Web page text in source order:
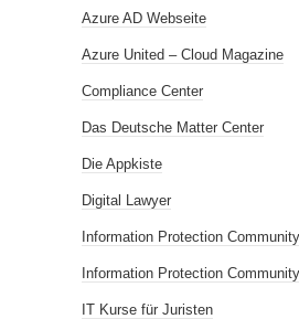
Azure AD Webseite
Azure United – Cloud Magazine
Compliance Center
Das Deutsche Matter Center
Die Appkiste
Digital Lawyer
Information Protection Community
Information Protection Community
IT Kurse für Juristen